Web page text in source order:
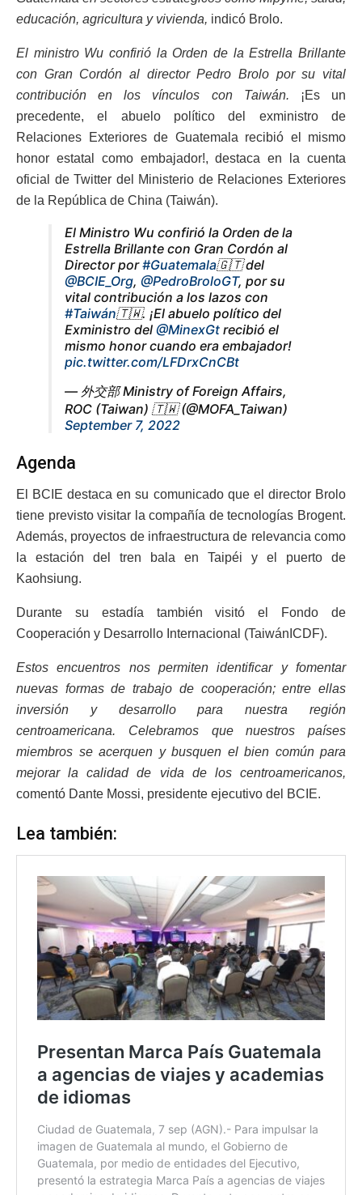
educación, agricultura y vivienda, indicó Brolo.
El ministro Wu confirió la Orden de la Estrella Brillante
con Gran Cordón al director Pedro Brolo por su vital
contribución en los vínculos con Taiwán. ¡Es un
precedente, el abuelo político del exministro de
Relaciones Exteriores de Guatemala recibió el mismo
honor estatal como embajador!, destaca en la cuenta
oficial de Twitter del Ministerio de Relaciones Exteriores
de la República de China (Taiwán).
El Ministro Wu confirió la Orden de la
Estrella Brillante con Gran Cordón al
Director por#Guatemala🇬🇹 del
@BCIE_Org, @PedroBroloGT, por su
vital contribución a los lazos con
#Taiwán🇹🇼. ¡El abuelo político del
Exministro del @MinexGt recibió el
mismo honor cuando era embajador!
pic.twitter.com/LFDrxCnCBt
— 外交部 Ministry of Foreign Affairs,
ROC (Taiwan) 🇹🇼 (@MOFA_Taiwan)
September 7, 2022
Agenda
El BCIE destaca en su comunicado que el director Brolo
tiene previsto visitar la compañía de tecnologías Brogent.
Además, proyectos de infraestructura de relevancia como
la estación del tren bala en Taipéi y el puerto de
Kaohsiung.
Durante su estadía también visitó el Fondo de
Cooperación y Desarrollo Internacional (TaiwánICDF).
Estos encuentros nos permiten identificar y fomentar
nuevas formas de trabajo de cooperación; entre ellas
inversión y desarrollo para nuestra región
centroamericana. Celebramos que nuestros países
miembros se acerquen y busquen el bien común para
mejorar la calidad de vida de los centroamericanos,
comentó Dante Mossi, presidente ejecutivo del BCIE.
Lea también: